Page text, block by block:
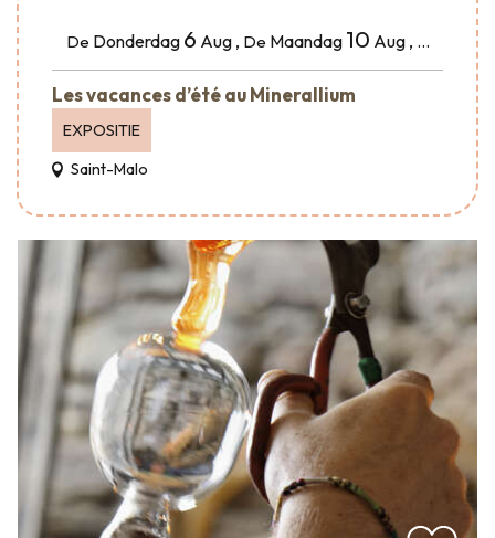
De Donderdag 6 Aug, De Maandag 10 Aug, ...
Les vacances d’été au Minerallium
EXPOSITIE
Saint-Malo